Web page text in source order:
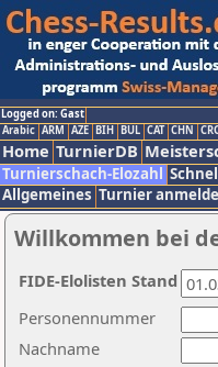
Logged on: Gast
Arabic ARM AZE BIH BUL CAT CHN
Home TurnierDB
Turnierschach-Elozahl
Allgemeines Turnier
Willkommen bei
Nachname
Personennummer
FIDE-Elolisten Stand